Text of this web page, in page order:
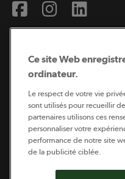
Coopérateur
Il est l’outil
québécoise.
Ce site Web
ordinateur.
Le respect de votre vie
sont utilisés pour recueillir
partenaires utilisons ces
personnaliser votre
performance de notre site
de la publicité ciblée.